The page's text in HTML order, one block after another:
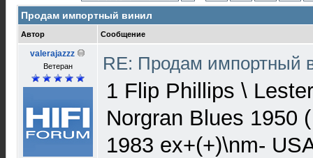
Продам импортный винил
Автор Сообщение
valerajazzz
Ветеран RE: Продам импортный
1 Flip Phillips \
Norgran Blues 1950
1983 ex+(+)\nm-